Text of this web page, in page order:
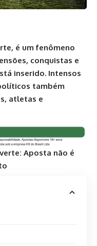
é um fenômeno
conquistas e
inserido. Intensos
também
atletas e
Aposta não é